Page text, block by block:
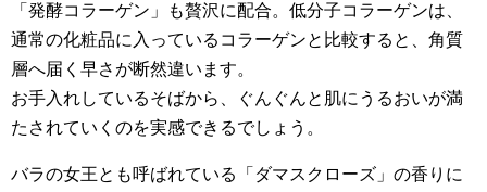
「発酵コラーゲン」も贅沢に配合。低分子コラーゲンは、
通常の化粧品に入っているコラーゲンと比較すると、角質
層へ届く早さが断然違います。
お手入れしているそばから、ぐんぐんと肌にうるおいが満
たされていくのを実感できるでしょう。
バラの女王とも呼ばれている「ダマスクローズ」の香りに